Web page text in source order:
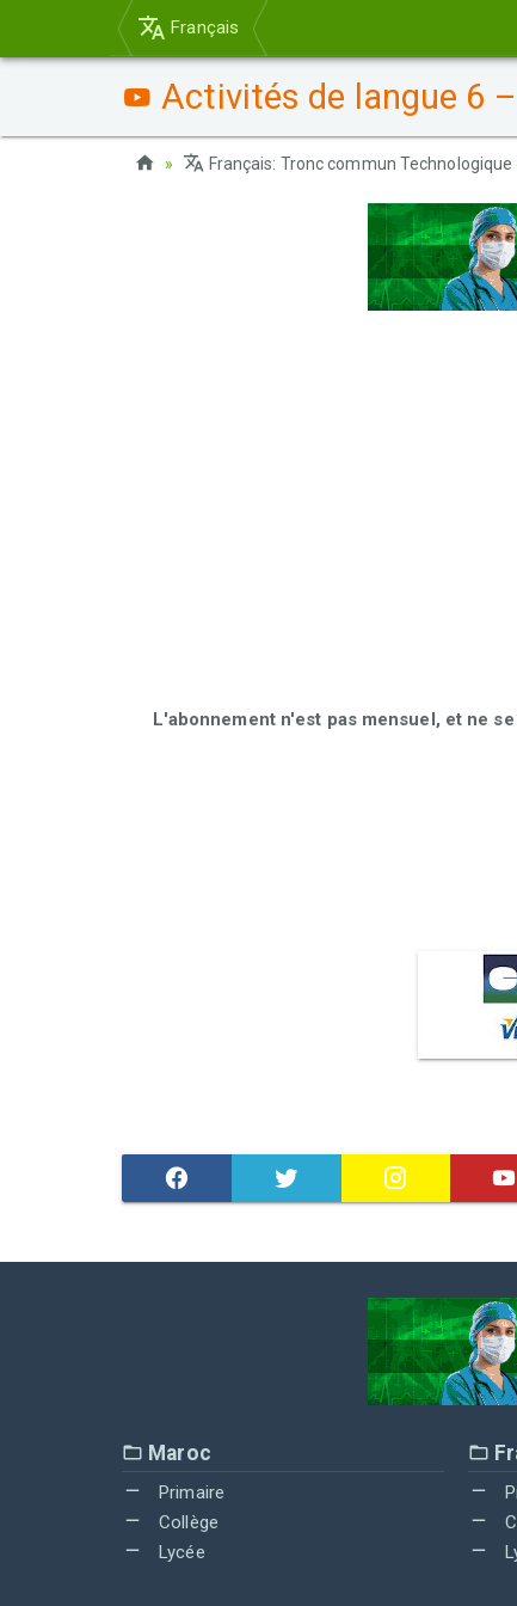
Français
Activités de langue 6
Français: Tronc commun Technologique
L'abonnement n'est pas mensuel, et ne
Maroc
Primaire
Collège
Lycée